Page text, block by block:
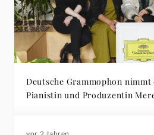
Deutsche Grammophon
Pianistin und Produzentin